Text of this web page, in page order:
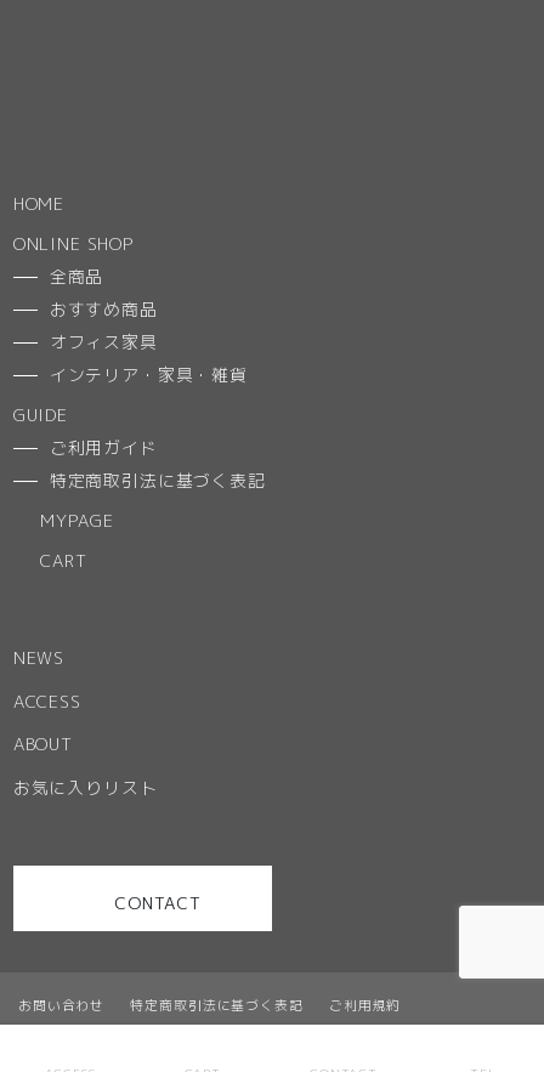
お問い合わせ 特定商取引法に基づく表記 ご利用規約
HOME
ONLINE SHOP
全商品
おすすめ商品
オフィス家具
インテリア・家具・雑貨
GUIDE
ご利用ガイド
特定商取引法に基づく表記
MYPAGE
CART
NEWS
ACCESS
ABOUT
お気に入りリスト
CONTACT